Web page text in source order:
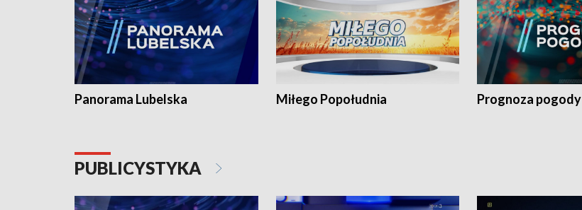
Panorama Lubelska Miłego Popołudnia Prognoza pogody
PUBLICYSTYKA